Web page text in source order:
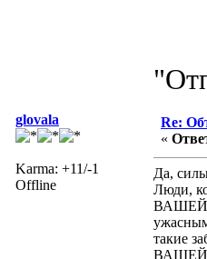
glovala
Karma: +11/-1
Offline
Re:
«
Да,
Люди,
ВАШЕЙ
такие
ВАШЕЙ